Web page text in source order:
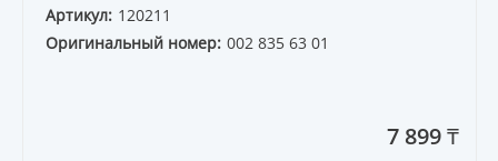
Артикул: 120211
Оригинальный номер: 002 835 63 01
7 899 ₸